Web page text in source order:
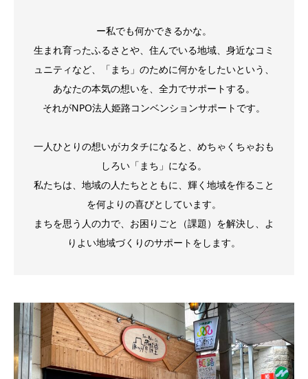
ー私でも何かできるかな。
生まれ育ったふるさとや、住んでいる地域、身近なコミ
ュニティなど、「まち」のために何かをしたいという、
あなたの本気の想いを、全力でサポートする。
それがNPO法人姫路コンベンションサポートです。
一人ひとりの想いがカタチになると、めちゃくちゃおも
しろい「まち」になる。
私たちは、地域の人たちとともに、輝く地域を作ること
を何よりの喜びとしています。
まちを思う人の力で、お困りごと（課題）を解決し、よ
りよい地域づくりのサポートをします。